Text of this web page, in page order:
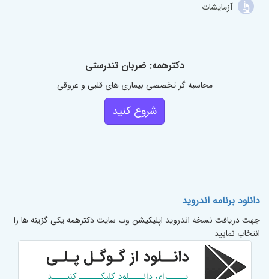
آزمایشات
دکترهمه: ضربان تندرستی
محاسبه گر تخصصی بیماری های قلبی و عروقی
شروع کنید
دانلود برنامه اندروید
جهت دریافت نسخه اندروید اپلیکیشن وب سایت دکترهمه یکی گزینه ها را
انتخاب نمایید